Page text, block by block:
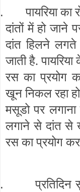
पायरिया का
दांतों में हो
दांत हिलने
जाती है.
रस का प्रयोग
खून निकल रहा
मसूडो पर
लगाने से दांत से
रस का प्रयोग